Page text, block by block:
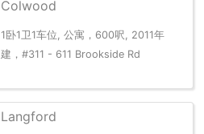
Colwood
1卧1卫1车位, 公寓，600呎, 2011年
建，#311 - 611 Brookside Rd
Langford